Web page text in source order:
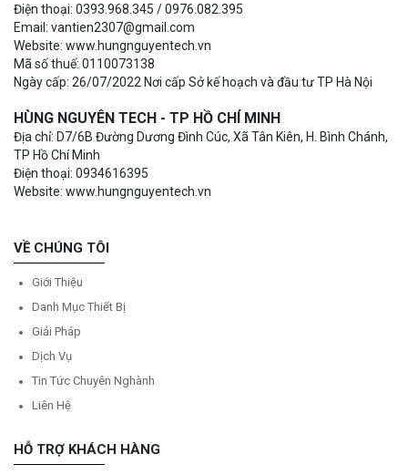
Điện thoại: 0393.968.345 / 0976.082.395
Email: vantien2307@gmail.com
Website: www.hungnguyentech.vn
Mã số thuế: 0110073138
Ngày cấp: 26/07/2022 Nơi cấp Sở kế hoạch và đầu tư TP Hà Nội
HÙNG NGUYÊN TECH - TP HỒ CHÍ MINH
Địa chỉ: D7/6B Đường Dương Đình Cúc, Xã Tân Kiên, H. Bình Chánh,
TP Hồ Chí Minh
Điện thoại: 0934616395
Website: www.hungnguyentech.vn
VỀ CHÚNG TÔI
Giới Thiệu
Danh Mục Thiết Bị
Giải Pháp
Dịch Vụ
Tin Tức Chuyên Nghành
Liên Hệ
HỖ TRỢ KHÁCH HÀNG